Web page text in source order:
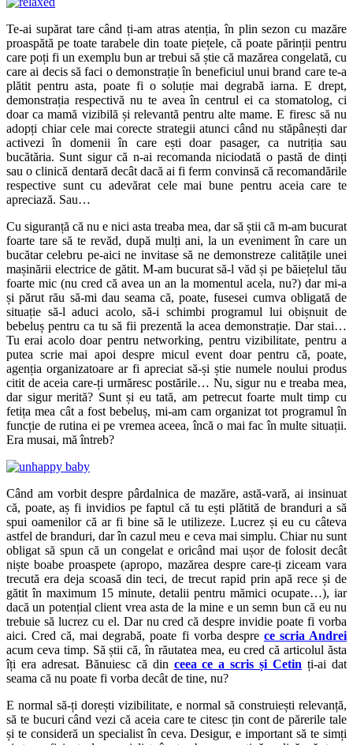
Te-ai supărat tare când ți-am atras atenția, în plin sezon cu mazăre
proaspătă pe toate tarabele din toate piețele, că poate părinții pentru
care poți fi un exemplu bun ar trebui să știe că mazărea congelată, cu
care ai decis să faci o demonstrație în beneficiul unui brand care te-a
plătit pentru asta, poate fi o soluție mai degrabă iarna. E drept,
demonstrația respectivă nu te avea în centrul ei ca stomatolog, ci
doar ca mamă vizibilă și relevantă pentru alte mame. E firesc să nu
adopți chiar cele mai corecte strategii atunci când nu stăpânești dar
activezi în domenii în care ești doar pasager, ca nutriția sau
bucătăria. Sunt sigur că n-ai recomanda niciodată o pastă de dinți
sau o clinică dentară decât dacă ai fi ferm convinsă că recomandările
respective sunt cu adevărat cele mai bune pentru aceia care te
apreciază. Sau…
Cu siguranță că nu e nici asta treaba mea, dar să știi că m-am bucurat
foarte tare să te revăd, după mulți ani, la un eveniment în care un
bucătar celebru pe-aici ne invitase să ne demonstreze calitățile unei
mașinării electrice de gătit. M-am bucurat să-l văd și pe băiețelul tău
foarte mic (nu cred că avea un an la momentul acela, nu?) dar mi-a
și părut rău să-mi dau seama că, poate, fusesei cumva obligată de
situație să-l aduci acolo, să-i schimbi programul lui obișnuit de
bebeluș pentru ca tu să fii prezentă la acea demonstrație. Dar stai…
Tu erai acolo doar pentru networking, pentru vizibilitate, pentru a
putea scrie mai apoi despre micul event doar pentru că, poate,
agenția organizatoare ar fi apreciat să-și știe numele noului produs
citit de aceia care-ți urmăresc postările… Nu, sigur nu e treaba mea,
dar sigur merită? Sunt și eu tată, am petrecut foarte mult timp cu
fetița mea cât a fost bebeluș, mi-am cam organizat tot programul în
funcție de rutina ei pe vremea aceea, încă o mai fac în multe situații.
Era musai, mă întreb?
Când am vorbit despre pârdalnica de mazăre, astă-vară, ai insinuat
că, poate, aș fi invidios pe faptul că tu ești plătită de branduri a să
spui oamenilor că ar fi bine să le utilizeze. Lucrez și eu cu câteva
astfel de branduri, dar în cazul meu e ceva mai simplu. Chiar nu sunt
obligat să spun că un congelat e oricând mai ușor de folosit decât
niște boabe proaspete (apropo, mazărea despre care-ți ziceam vara
trecută era deja scoasă din teci, de trecut rapid prin apă rece și de
gătit în maximum 15 minute, detalii pentru mămici ocupate…), iar
dacă un potențial client vrea asta de la mine e un semn bun că eu nu
trebuie să lucrez cu el. Dar nu cred că despre invidie poate fi vorba
aici. Cred că, mai degrabă, poate fi vorba despre ce scria Andrei
acum ceva timp. Să știi că, în răutatea mea, eu cred că articolul ăsta
îți era adresat. Bănuiesc că din ceea ce a scris și Cetin ți-ai dat
seama că nu poate fi vorba decât de tine, nu?
E normal să-ți dorești vizibilitate, e normal să construiești relevanță,
să te bucuri când vezi că aceia care te citesc țin cont de părerile tale
și te consideră un specialist în ceva. Desigur, e important să te simți